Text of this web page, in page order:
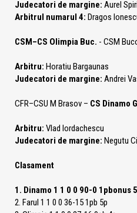
Judecatori de margine: Aurel
Arbitrul numarul 4: Dragos
CSM–CS Olimpia Buc. - CSM
Arbitru: Horatiu Bargaunas
Judecatori de margine: Andrei
CFR–CSU M Brasov – CS Dinamo
Arbitru: Vlad Iordachescu
Judecatori de margine: Negutu
Clasament
1. Dinamo 1 1 0 0 90-0 1pbonus
2. Farul 1 1 0 0 36-15 1pb 5p